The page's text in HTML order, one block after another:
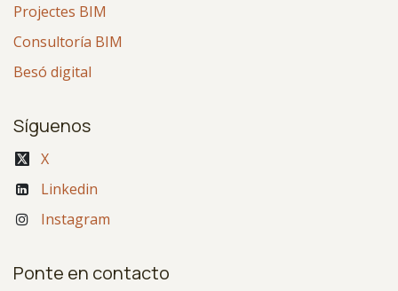
Projectes BIM
Consultoría BIM
Besó digital
Síguenos
X
Linkedin
Instagram
Ponte en contacto